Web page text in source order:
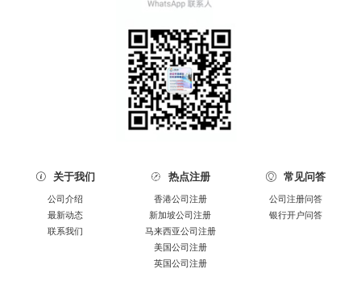
 关于我们
公司介绍
最新动态
联系我们
 热点注册
香港公司注册
新加坡公司注册
马来西亚公司注册
美国公司注册
英国公司注册
 常见问答
公司注册问答
银行开户问答